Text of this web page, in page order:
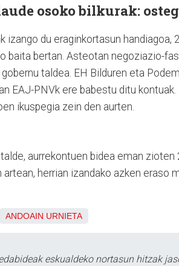
osoko bilkurak:
izango du eraginkortasun
baita bertan. Asteotan negoziazio-
taldea. EH Bilduren eta
EAJ-PNVk ere babestu ditu
ikuspegia zein den aurten.
aurrekontuen bidea eman
artean, herrian izandako azken
ANDOAIN URNIETA
eskualdeko nortasun hitzak